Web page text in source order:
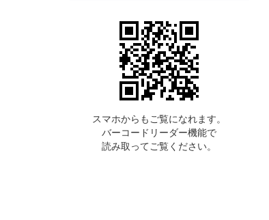
スマホからもご覧になれます。
バーコードリーダー機能で
読み取ってご覧ください。